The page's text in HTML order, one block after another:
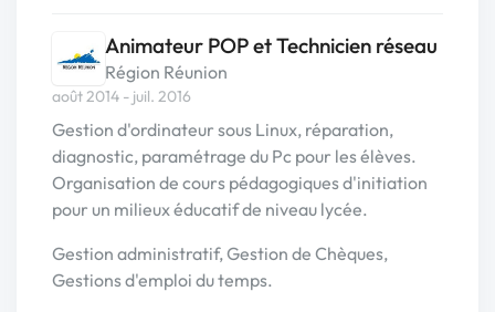
Animateur POP et Technicien réseau
Région Réunion
août 2014 - juil. 2016
Gestion d'ordinateur sous Linux, réparation,
diagnostic, paramétrage du Pc pour les élèves.
Organisation de cours pédagogiques d'initiation
pour un milieux éducatif de niveau lycée.
Gestion administratif, Gestion de Chèques,
Gestions d'emploi du temps.